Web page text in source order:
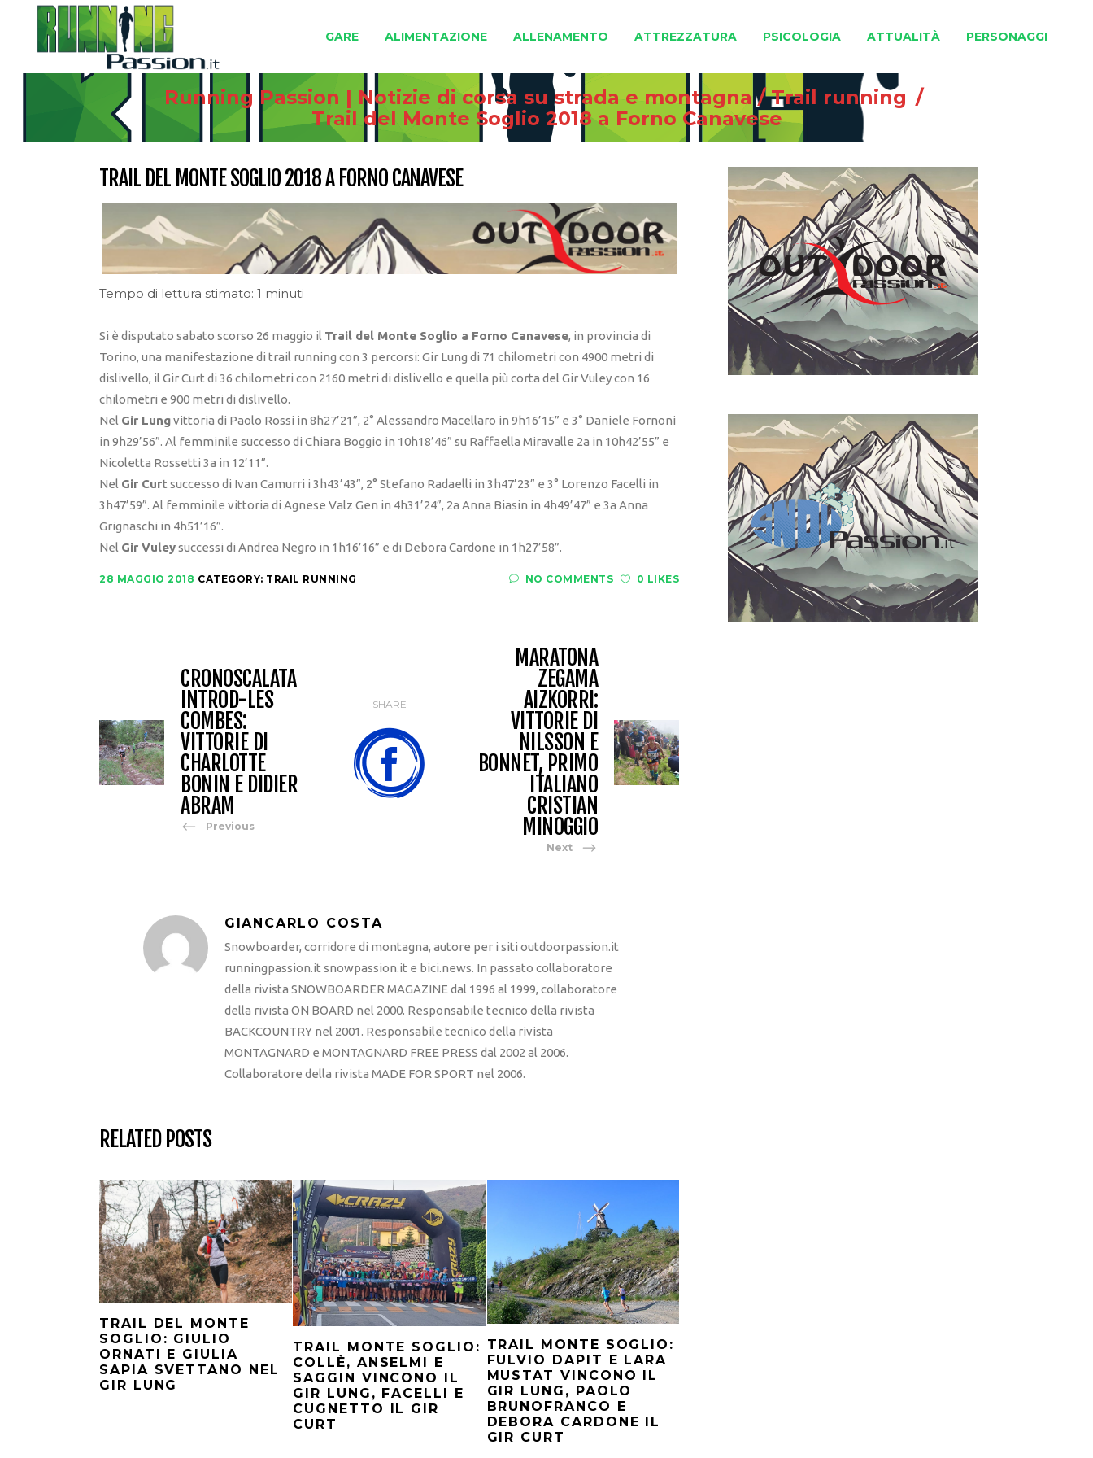
GARE ALIMENTAZIONE ALLENAMENTO ATTREZZATURA PSICOLOGIA ATTUALITÀ PERSONAGGI
Running Passion | Notizie di corsa su strada e montagna /Trail running /
Trail del Monte Soglio 2018 a Forno Canavese
TRAIL DEL MONTE SOGLIO 2018 A FORNO CANAVESE
Tempo di lettura stimato: 1 minuti
Si è disputato sabato scorso 26 maggio il Trail del Monte Soglio a Forno Canavese, in provincia di
Torino, una manifestazione di trail running con 3 percorsi: Gir Lung di 71 chilometri con 4900 metri di
dislivello, il Gir Curt di 36 chilometri con 2160 metri di dislivello e quella più corta del Gir Vuley con 16
chilometri e 900 metri di dislivello.
Nel Gir Lungvittoria di Paolo Rossi in 8h27’21”, 2° Alessandro Macellaro in 9h16’15” e 3° Daniele Fornoni
in 9h29’56”. Al femminile successo di Chiara Boggio in 10h18’46” su Raffaella Miravalle 2a in 10h42’55” e
Nicoletta Rossetti 3a in 12’11”.
Nel Gir Curt successo di Ivan Camurri i 3h43’43”, 2° Stefano Radaelli in 3h47’23” e 3° Lorenzo Facelli in
3h47’59”. Al femminile vittoria di Agnese Valz Gen in 4h31’24”, 2a Anna Biasin in 4h49’47” e 3a Anna
Grignaschi in 4h51’16”.
Nel Gir Vuleysuccessi di Andrea Negro in 1h16’16” e di Debora Cardone in 1h27’58”.
28 MAGGIO 2018 CATEGORY: TRAIL RUNNING NO COMMENTS 0 LIKES
CRONOSCALATA
INTROD-LES
COMBES:
VITTORIE DI
CHARLOTTE
BONIN E DIDIER
ABRAM
Previous
SHARE
MARATONA
ZEGAMA
AIZKORRI:
VITTORIE DI
NILSSON E
BONNET, PRIMO
ITALIANO
CRISTIAN
MINOGGIO
Next
GIANCARLO COSTA
Snowboarder, corridore di montagna, autore per i siti outdoorpassion.it
runningpassion.it snowpassion.it e bici.news. In passato collaboratore
della rivista SNOWBOARDER MAGAZINE dal 1996 al 1999, collaboratore
della rivista ON BOARD nel 2000. Responsabile tecnico della rivista
BACKCOUNTRY nel 2001. Responsabile tecnico della rivista
MONTAGNARD e MONTAGNARD FREE PRESS dal 2002 al 2006.
Collaboratore della rivista MADE FOR SPORT nel 2006.
RELATED POSTS
TRAIL DEL MONTE
SOGLIO: GIULIO
ORNATI E GIULIA
SAPIA SVETTANO NEL
GIR LUNG
TRAIL MONTE SOGLIO:
COLLÈ, ANSELMI E
SAGGIN VINCONO IL
GIR LUNG, FACELLI E
CUGNETTO IL GIR
CURT
TRAIL MONTE SOGLIO:
FULVIO DAPIT E LARA
MUSTAT VINCONO IL
GIR LUNG, PAOLO
BRUNOFRANCO E
DEBORA CARDONE IL
GIR CURT